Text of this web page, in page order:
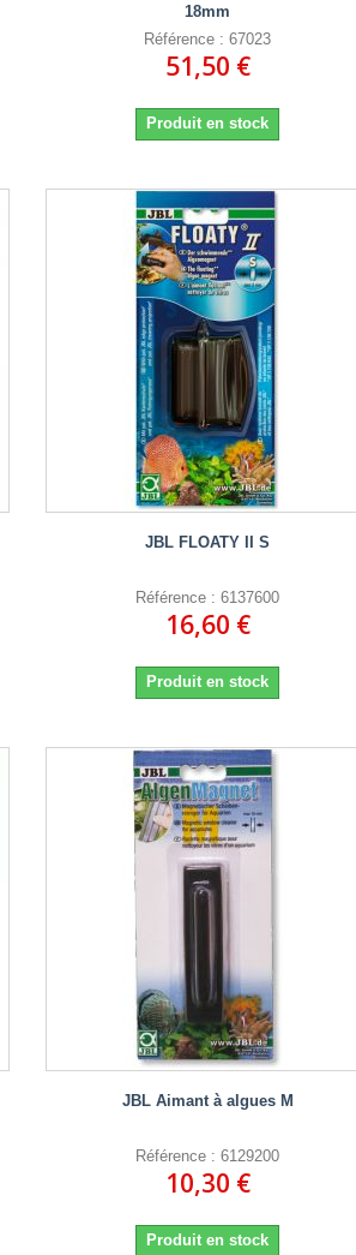
18mm
Référence : 67023
51,50 €
Produit en stock
JBL FLOATY II S
Référence : 6137600
16,60 €
Produit en stock
JBL Aimant à algues M
Référence : 6129200
10,30 €
Produit en stock